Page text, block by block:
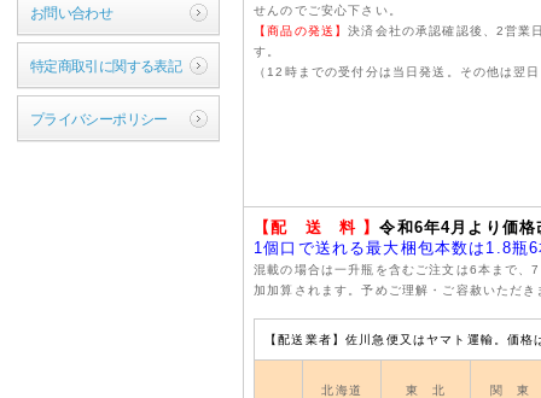
お問い合わせ
特定商取引に関する表記
プライバシーポリシー
例年発売日が決定後、
が、本年より廃止させ
すすめ商品の一番上に
いただきチェックして
ませんがご理解のほど
2024年12月23日
年末年始営業のお知
せんのでご安心下さい。
【商品の発送】決済会社の承認確認後、2営業
す。
（12時までの受付分は当日発送。その他は翌
【配 送 料 】令和6年4月より価
1個口で送れる最大梱包本数は1.8瓶
混載の場合は一升瓶を含むご注文は6本まで、
加加算されます。予めご理解・ご容赦いただ
【配送業者】佐川急便又はヤマト運輸。価
北海道 東 北 関 東